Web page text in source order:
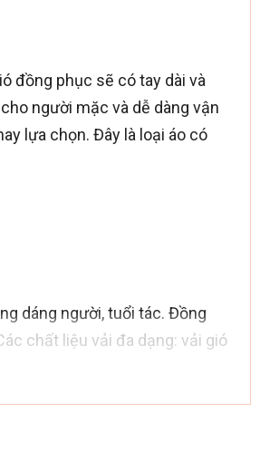
đồng phục sẽ có tay dài và
người mặc và dễ dàng vận
lựa chọn. Đây là loại áo có
dáng người, tuổi tác. Đồng
chất liệu vải đa dạng: vải gió
nghiệp để lựa chọn lớp lót